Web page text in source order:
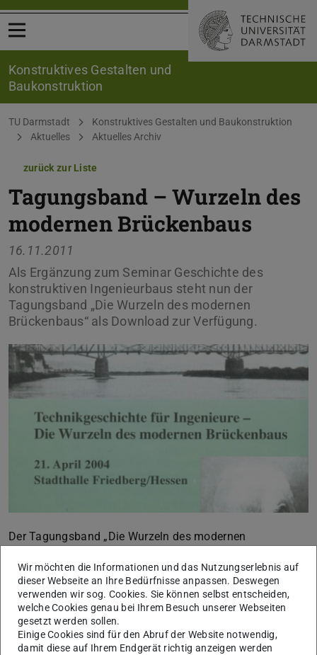
Menü öffnen
Konstruktives Gestalten und
Baukonstruktion
Sie befinden sich hier:
TU Darmstadt
Konstruktives Gestalten und Baukonstruktion
Aktuelles
Aktuelles Archiv
zurück zur Liste
Tagungsband – Wurzeln des
modernen Brückenbaus
16.11.2011
Als Ergänzung zum Seminar Geschichte des
konstruktiven Ingenieurbaus steht nun der
Tagungsband „Die Wurzeln des modernen
Brückenbaus“ als Download zur Verfügung.
Der Tagungsband „Die Wurzeln des modernen
Lehrveranstaltung Geschichte des konstruktiven
Ingenieurbaus. Die einzelnen Beiträge eignen sich als eine
sehr gute Ergänzung zu den Vorlesungen und informieren
anschaulich über die Entwicklung von Stahl-, Beton- und
Spannbetonbrücken. Ein Download sollte sich aber auch
Wir möchten die Informationen und das Nutzungserlebnis auf
dieser Webseite an Ihre Bedürfnisse anpassen. Deswegen
verwenden wir sog. Cookies. Sie können selbst entscheiden,
welche Cookies genau bei Ihrem Besuch unserer Webseiten
gesetzt werden sollen.
Einige Cookies sind für den Abruf der Website notwendig,
damit diese auf Ihrem Endgerät richtig anzeigen werden